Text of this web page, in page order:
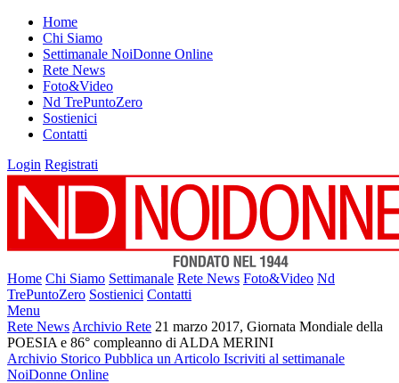
Home
Chi Siamo
Settimanale NoiDonne Online
Rete News
Foto&Video
Nd TrePuntoZero
Sostienici
Contatti
Login Registrati
Home Chi Siamo Settimanale Rete News Foto&Video Nd
TrePuntoZero Sostienici Contatti
Menu
Rete News Archivio Rete 21 marzo 2017, Giornata Mondiale della
POESIA e 86° compleanno di ALDA MERINI
Archivio Storico Pubblica un Articolo Iscriviti al settimanale
NoiDonne Online